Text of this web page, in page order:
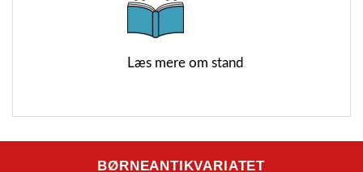
Læs mere om stand
BØRNEANTIKVARIATET